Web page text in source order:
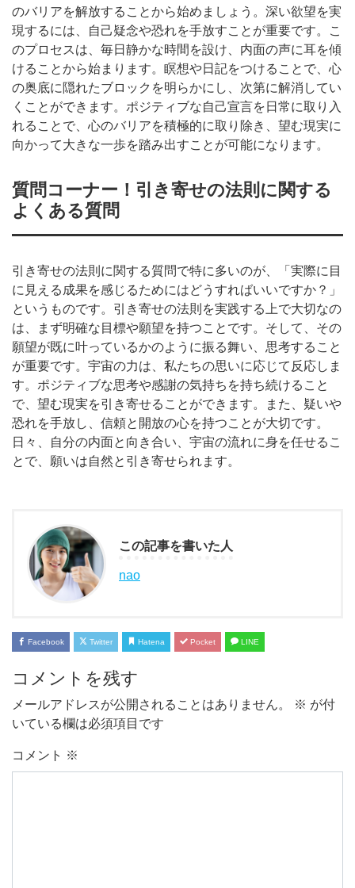
のバリアを解放することから始めましょう。深い欲望を実
現するには、自己疑念や恐れを手放すことが重要です。こ
のプロセスは、毎日静かな時間を設け、内面の声に耳を傾
けることから始まります。瞑想や日記をつけることで、心
の奥底に隠れたブロックを明らかにし、次第に解消してい
くことができます。ポジティブな自己宣言を日常に取り入
れることで、心のバリアを積極的に取り除き、望む現実に
向かって大きな一歩を踏み出すことが可能になります。
質問コーナー！引き寄せの法則に関する
よくある質問
引き寄せの法則に関する質問で特に多いのが、「実際に目
に見える成果を感じるためにはどうすればいいですか？」
というものです。引き寄せの法則を実践する上で大切なの
は、まず明確な目標や願望を持つことです。そして、その
願望が既に叶っているかのように振る舞い、思考すること
が重要です。宇宙の力は、私たちの思いに応じて反応しま
す。ポジティブな思考や感謝の気持ちを持ち続けること
で、望む現実を引き寄せることができます。また、疑いや
恐れを手放し、信頼と開放の心を持つことが大切です。
日々、自分の内面と向き合い、宇宙の流れに身を任せるこ
とで、願いは自然と引き寄せられます。
この記事を書いた人
nao
Facebook Twitter Hatena Pocket LINE
コメントを残す
メールアドレスが公開されることはありません。 ※ が付
いている欄は必須項目です
コメント ※